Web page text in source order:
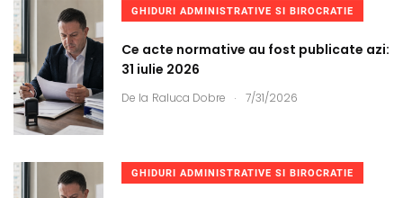
GHIDURI ADMINISTRATIVE SI BIROCRATIE
Ce acte normative au fost publicate azi:
31 iulie 2026
De la Raluca Dobre . 7/31/2026
GHIDURI ADMINISTRATIVE SI BIROCRATIE